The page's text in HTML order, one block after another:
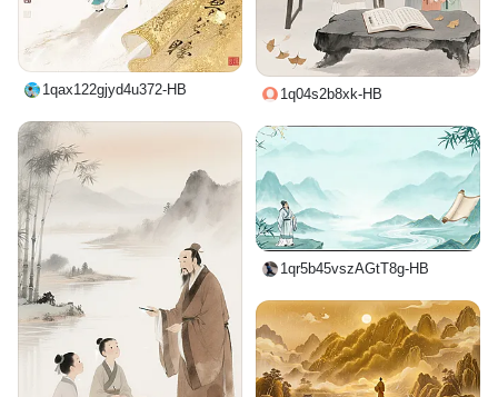
1qax122gjyd4u372-HB 1q04s2b8xk-HB
1qr5b45vszAGtT8g-HB